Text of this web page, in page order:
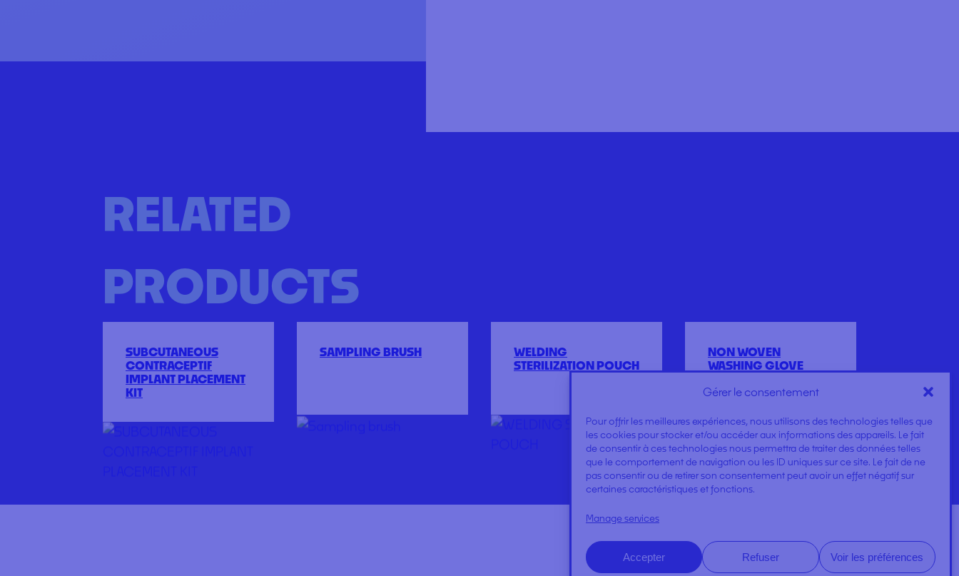
Gérer le consentement
Pour offrir les meilleures expériences, nous utilisons des technologies telles que
les cookies pour stocker et/ou accéder aux informations des appareils. Le fait
de consentir à ces technologies nous permettra de traiter des données telles
que le comportement de navigation ou les ID uniques sur ce site. Le fait de ne
pas consentir ou de retirer son consentement peut avoir un effet négatif sur
certaines caractéristiques et fonctions.
Manage services
Accepter Refuser Voir les préférences
RELATED
PRODUCTS
SUBCUTANEOUS
CONTRACEPTIF
IMPLANT PLACEMENT
KIT
SAMPLING BRUSH
WELDING
STERILIZATION POUCH
NON WOVEN
WASHING GLOVE
DOSSIERS